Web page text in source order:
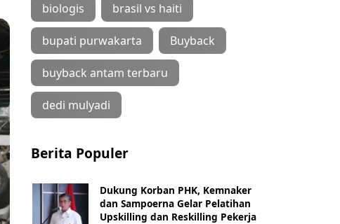
biologis brasil vs haiti
bupati purwakarta Buyback
buyback antam terbaru
dedi mulyadi
Berita Populer
Dukung Korban PHK, Kemnaker
dan Sampoerna Gelar Pelatihan
Upskilling dan Reskilling Pekerja